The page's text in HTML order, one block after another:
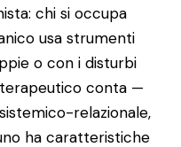
chi si occupa
usa strumenti
o con i disturbi
conta —
relazionale,
ha caratteristiche